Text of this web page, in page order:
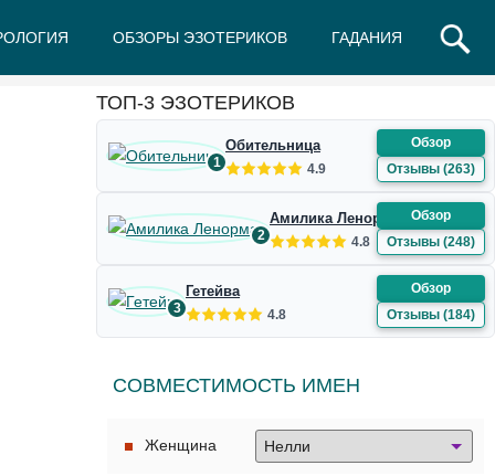
ОБЗОРЫ ЭЗОТЕРИКОВ ГАДАНИЯ
ТОП-3 ЭЗОТЕРИКОВ
1
Обительница
4.9
Обзор
Отзывы (263)
2
Амилика Ленорман
4.8
Обзор
Отзывы (248)
3
Гетейва
4.8
Обзор
Отзывы (184)
СОВМЕСТИМОСТЬ ИМЕН
Женщина